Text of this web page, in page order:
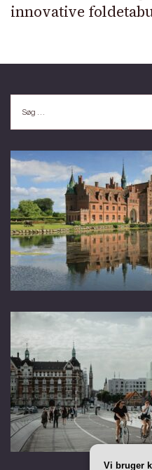
innovative
efter:
Vi bruger